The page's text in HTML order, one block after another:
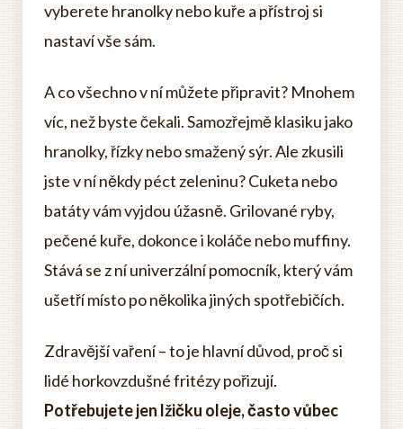
vyberete hranolky nebo kuře a přístroj si
nastaví vše sám.
A co všechno v ní můžete připravit? Mnohem
víc, než byste čekali. Samozřejmě klasiku jako
hranolky, řízky nebo smažený sýr. Ale zkusili
jste v ní někdy péct zeleninu? Cuketa nebo
batáty vám vyjdou úžasně. Grilované ryby,
pečené kuře, dokonce i koláče nebo muffiny.
Stává se z ní univerzální pomocník, který vám
ušetří místo po několika jiných spotřebičích.
Zdravější vaření – to je hlavní důvod, proč si
lidé horkovzdušné fritézy pořizují.
Potřebujete jen lžičku oleje, často vůbec